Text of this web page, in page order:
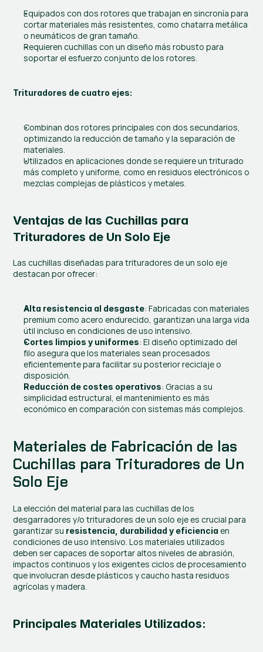
Equipados con dos rotores que trabajan en sincronía para
cortar materiales más resistentes, como chatarra metálica
o neumáticos de gran tamaño.
Requieren cuchillas con un diseño más robusto para
soportar el esfuerzo conjunto de los rotores.
Trituradores de cuatro ejes:
Combinan dos rotores principales con dos secundarios,
optimizando la reducción de tamaño y la separación de
materiales.
Utilizados en aplicaciones donde se requiere un triturado
más completo y uniforme, como en residuos electrónicos o
mezclas complejas de plásticos y metales.
Ventajas de las Cuchillas para
Trituradores de Un Solo Eje
Las cuchillas diseñadas para trituradores de un solo eje
destacan por ofrecer:
Alta resistencia al desgaste: Fabricadas con materiales
premium como acero endurecido, garantizan una larga vida
útil incluso en condiciones de uso intensivo.
Cortes limpios y uniformes: El diseño optimizado del
filo asegura que los materiales sean procesados
eficientemente para facilitar su posterior reciclaje o
disposición.
Reducción de costes operativos: Gracias a su
simplicidad estructural, el mantenimiento es más
económico en comparación con sistemas más complejos.
Materiales de Fabricación de las
Cuchillas para Trituradores de Un
Solo Eje
La elección del material para las cuchillas de los
desgarradores y/o trituradores de un solo eje es crucial para
garantizar su resistencia, durabilidad y eficiencia en
condiciones de uso intensivo. Los materiales utilizados
deben ser capaces de soportar altos niveles de abrasión,
impactos continuos y los exigentes ciclos de procesamiento
que involucran desde plásticos y caucho hasta residuos
agrícolas y madera.
Principales Materiales Utilizados: